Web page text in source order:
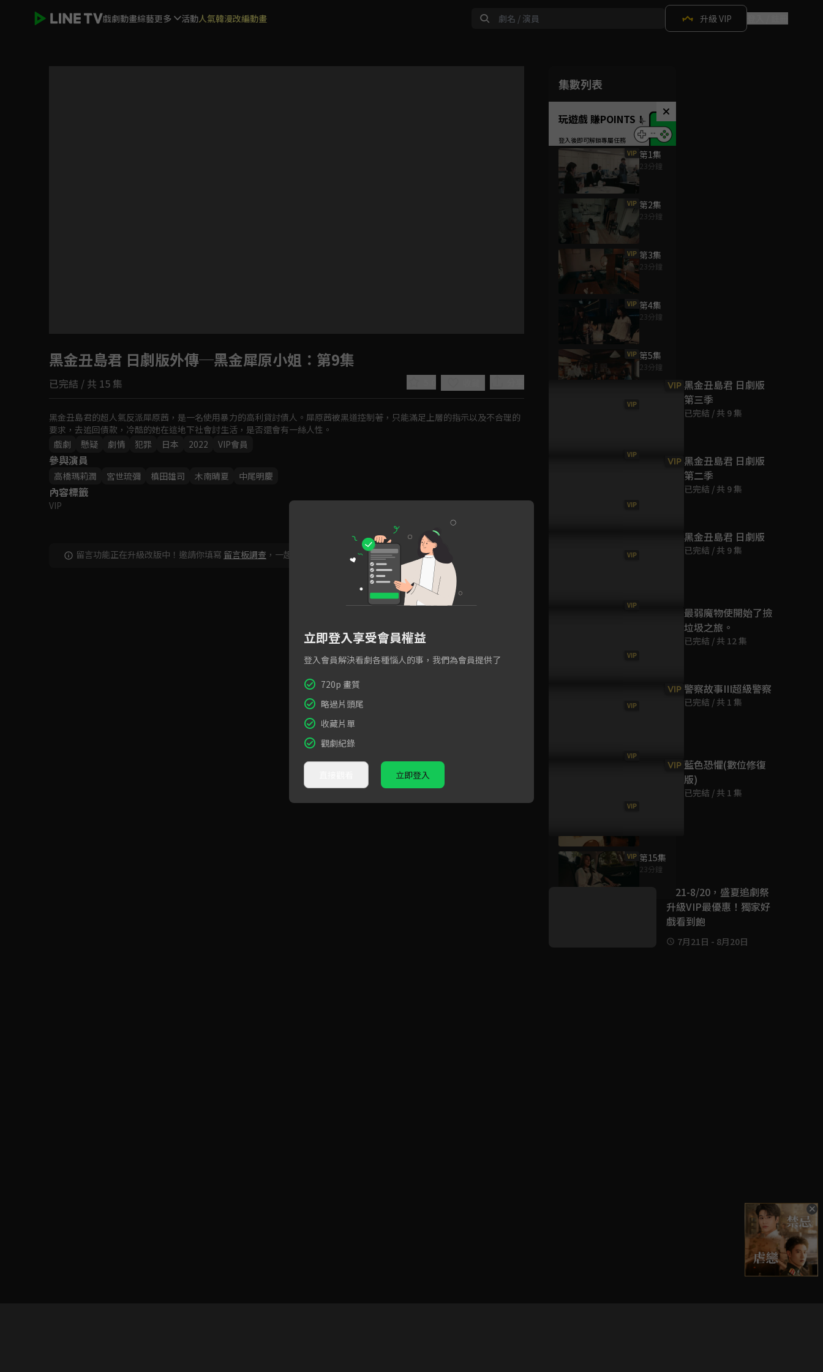
戲劇動畫綜藝更多 活動人氣韓漫改編動畫 升級 VIP
如有不便請見諒
集數列表
玩遊戲 賺POINTS！
VIP 第1集
23分鐘
VIP 第2集
23分鐘
VIP 第3集
23分鐘
VIP 第4集
23分鐘
VIP 第5集
23分鐘
VIP
VIP
VIP
VIP
VIP
VIP
VIP
VIP
VIP
VIP 第15集
23分鐘
黑金丑島君 日劇版外傳─黑金犀原小姐 ：第9集
已完結 / 共 15 集
黑金丑島君的超人氣反派犀原茜，是一名使用暴力的高利貸討債人。犀原茜被黑道控制著，只能滿足上層的指示以及不合理的
要求，去追回債款，冷酷的她在這地下社會討生活，是否還會有一絲人性。
戲劇
懸疑 劇情 犯罪 日本 2022 VIP會員
參與演員
高橋瑪莉潤 宮世琉彌 槙田雄司 木南晴夏 中尾明慶
內容標籤
VIP
留言功能正在升級改版中！邀請你填寫 留言板調查 ，一起共創新版留言功能！
為您推薦
VIP 黑金丑島君 日劇版
第三季
已完結 / 共 9 集
VIP 黑金丑島君 日劇版
第二季
已完結 / 共 9 集
黑金丑島君 日劇版
已完結 / 共 9 集
最弱魔物使開始了撿
垃圾之旅。
已完結 / 共 12 集
VIP 警察故事III超級警察
已完結 / 共 1 集
VIP 藍色恐懼(數位修復
版)
已完結 / 共 1 集
好康資訊
7/21-8/20，盛夏追劇祭
升級VIP最優惠！獨家好
戲看到飽
7月21日 - 8月20日
立即登入享受會員權益
登入會員解決看劇各種惱人的事，我們為會員提供了
720p 畫質
略過片頭尾
收藏片單
觀劇紀錄
立即登入